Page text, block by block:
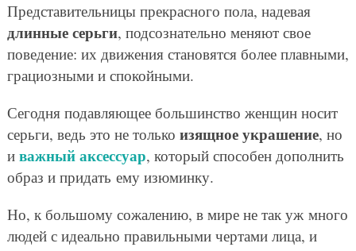
Представительницы прекрасного пола, надевая
длинные серьги, подсознательно меняют свое
поведение: их движения становятся более плавными,
грациозными и спокойными.
Сегодня подавляющее большинство женщин носит
серьги, ведь это не только изящное украшение, но
и важный аксессуар, который способен дополнить
образ и придать ему изюминку.
Но, к большому сожалению, в мире не так уж много
людей с идеально правильными чертами лица, и